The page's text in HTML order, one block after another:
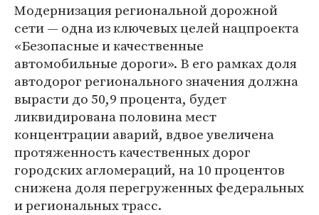
Модернизация региональной дорожной
сети — одна из ключевых целей нацпроекта
«Безопасные и качественные
автомобильные дороги». В его рамках доля
автодорог регионального значения должна
вырасти до 50,9 процента, будет
ликвидирована половина мест
концентрации аварий, вдвое увеличена
протяженность качественных дорог
городских агломераций, на 10 процентов
снижена доля перегруженных федеральных
и региональных трасс.